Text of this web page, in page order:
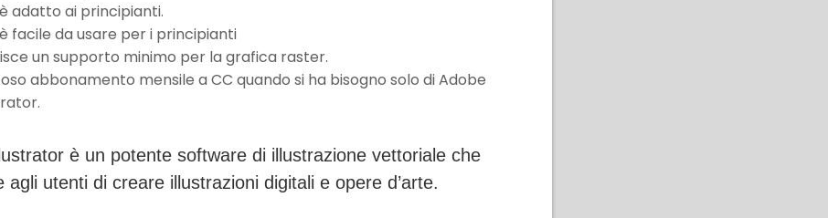
adatto ai principianti.
facile da usare per i principianti
un supporto minimo per la grafica raster.
abbonamento mensile a CC quando si ha bisogno solo di Adobe
è un potente software di illustrazione vettoriale che
agli utenti di creare illustrazioni digitali e opere d’arte.